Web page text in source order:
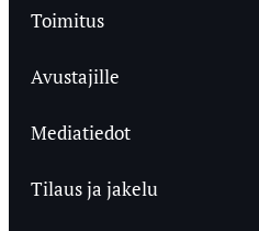
Toimitus
Avustajille
Mediatiedot
Tilaus ja jakelu